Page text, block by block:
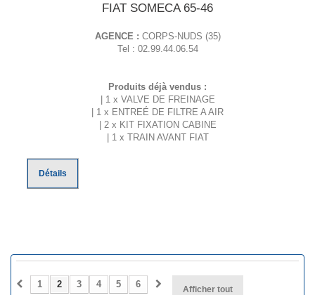
FIAT SOMECA 65-46
AGENCE : CORPS-NUDS (35)
Tel : 02.99.44.06.54
Produits déjà vendus :
| 1 x VALVE DE FREINAGE
| 1 x ENTREÉ DE FILTRE A AIR
| 2 x KIT FIXATION CABINE
| 1 x TRAIN AVANT FIAT
Détails
Afficher tout
1 2 3 4 5 6